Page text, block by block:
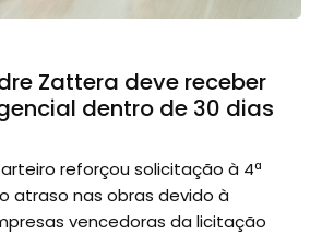
Zattera deve receber
dentro de 30 dias
reforçou solicitação à 4ª
atraso nas obras devido à
vencedoras da licitação